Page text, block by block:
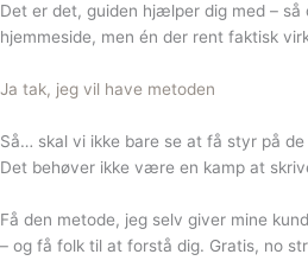
Det er det, guiden hjælper dig med – så
hjemmeside, men én der rent faktisk
Ja tak, jeg vil have metoden
Så… skal vi ikke bare se at få styr på de
Det behøver ikke være en kamp at
Få den metode, jeg selv giver mine
– og få folk til at forstå dig. Gratis, no